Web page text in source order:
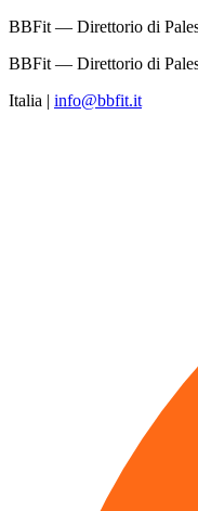
BBFit — Direttorio di
BBFit — Direttorio di
Italia | info@bbfit.it